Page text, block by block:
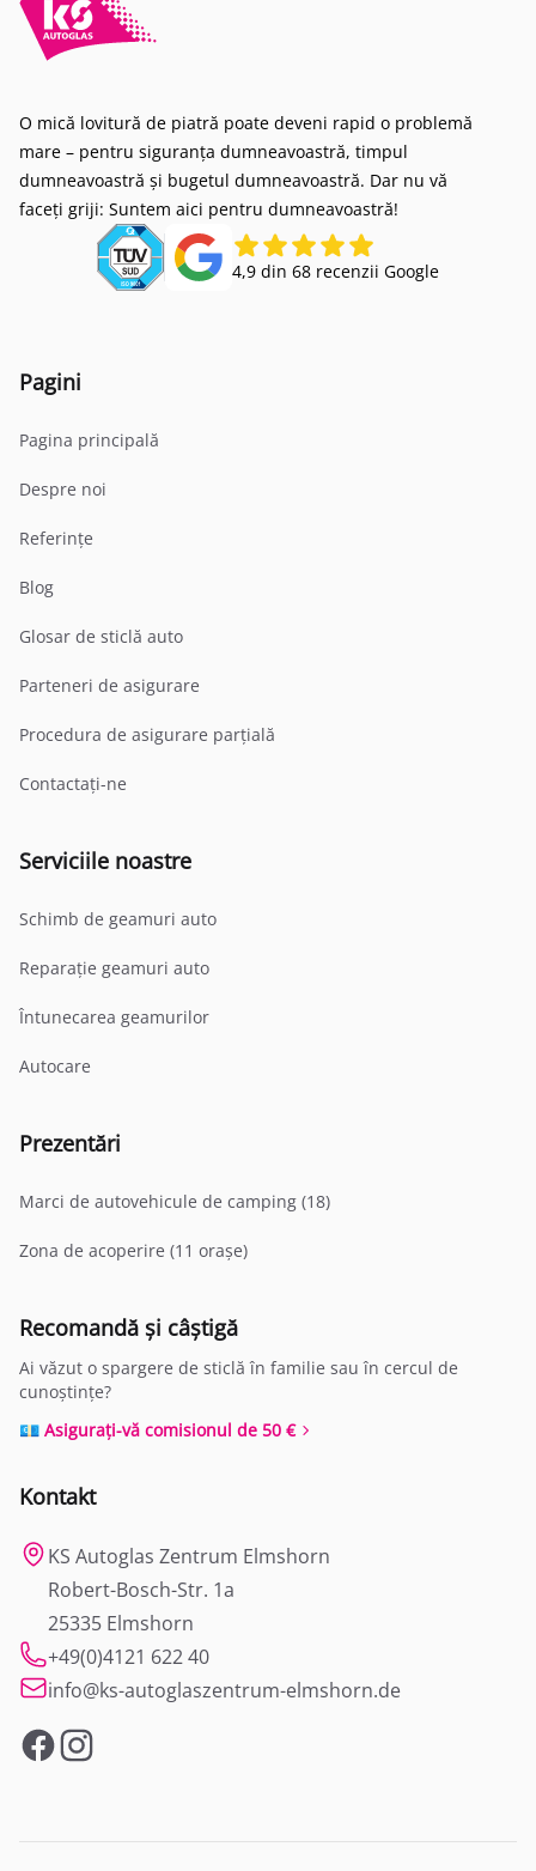
O mică lovitură de piatră poate deveni rapid o problemă
mare – pentru siguranța dumneavoastră, timpul
dumneavoastră și bugetul dumneavoastră. Dar nu vă
faceți griji: Suntem aici pentru dumneavoastră!
4,9 din 68 recenzii Google
Pagini
Pagina principală
Despre noi
Referințe
Blog
Glosar de sticlă auto
Parteneri de asigurare
Procedura de asigurare parțială
Contactați-ne
Serviciile noastre
Schimb de geamuri auto
Reparație geamuri auto
Întunecarea geamurilor
Autocare
Prezentări
Marci de autovehicule de camping (18)
Zona de acoperire (11 orașe)
Recomandă și câștigă
Ai văzut o spargere de sticlă în familie sau în cercul de
cunoștințe?
💶 Asigurați-vă comisionul de 50 €
Kontakt
KS Autoglas Zentrum Elmshorn
Robert-Bosch-Str. 1a
25335 Elmshorn
+49(0)4121 622 40
info@ks-autoglaszentrum-elmshorn.de
FacebookInstagram